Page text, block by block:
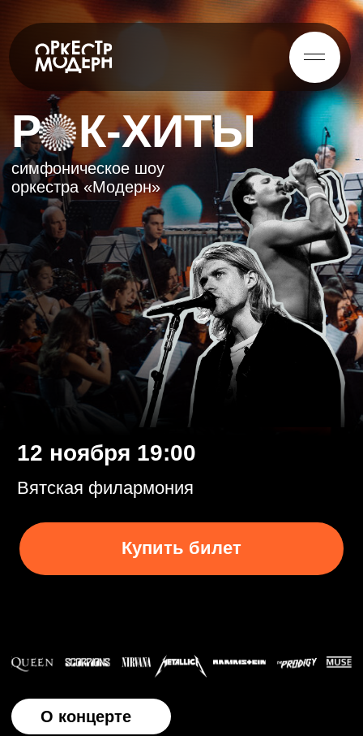
Купить билет
Вятская филармония
12 ноября 19:00
К-ХИТЫ
Р
симфоническое шоу
оркестра «Модерн»
Вы ждали и мы вернулись! Легендарный концерт оркестра
"Модерн" и самых харизматичных солистов!
Готовьтесь к взрыву звука и эмоций!
Сокрушительная ритм‑секция, от которой дрожит
земля.
кричать и рыдать от восторга.
Вокальный ансамбль, добавляющий мощи и глубины
каждому треку.